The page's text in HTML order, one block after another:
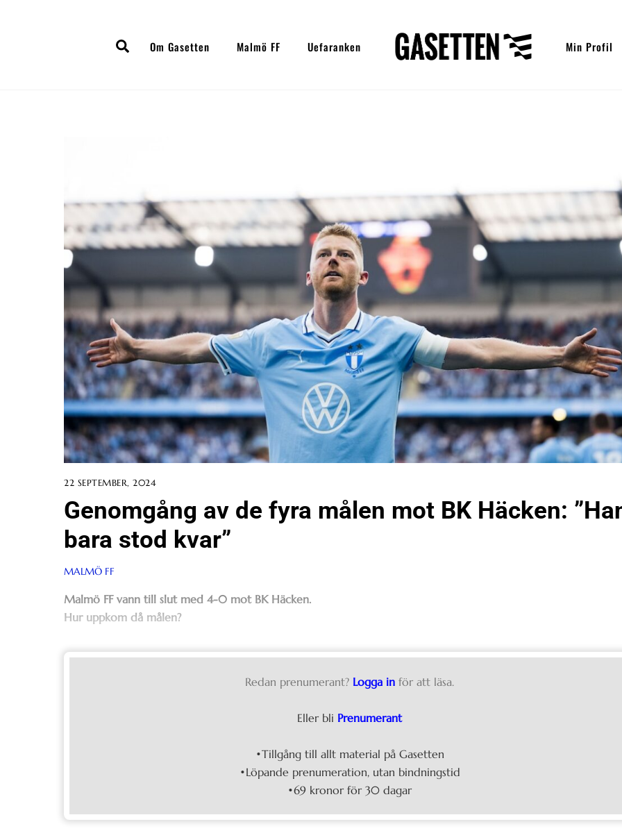
SearchOm Gasetten Malmö FF Uefaranken Min Profil
22 SEPTEMBER, 2024
Genomgång av de fyra målen mot BK Häcken:
bara stod kvar”
MALMÖ FF
Malmö FF vann till slut med 4-0 mot BK Häcken.
Hur uppkom då målen?
Redan prenumerant? Logga in för att läsa.
Eller bli Prenumerant
•Tillgång till allt material på Gasetten
•Löpande prenumeration, utan bindningstid
•69 kronor för 30 dagar